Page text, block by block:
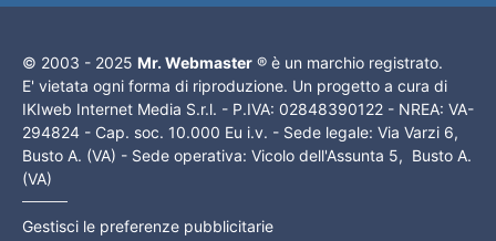
© 2003 - 2025 Mr. Webmaster ® è un marchio registrato.
E' vietata ogni forma di riproduzione. Un progetto a cura di
IKIweb Internet Media S.r.l. - P.IVA: 02848390122 - NREA: VA-
294824 - Cap. soc. 10.000 Eu i.v. - Sede legale: Via Varzi 6,
Busto A. (VA) - Sede operativa: Vicolo dell'Assunta 5, Busto A.
(VA)
Gestisci le preferenze pubblicitarie